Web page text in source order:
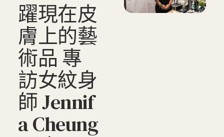
躍現在皮
膚上的藝
術品 專
訪女紋身
師Jennif
aCheung